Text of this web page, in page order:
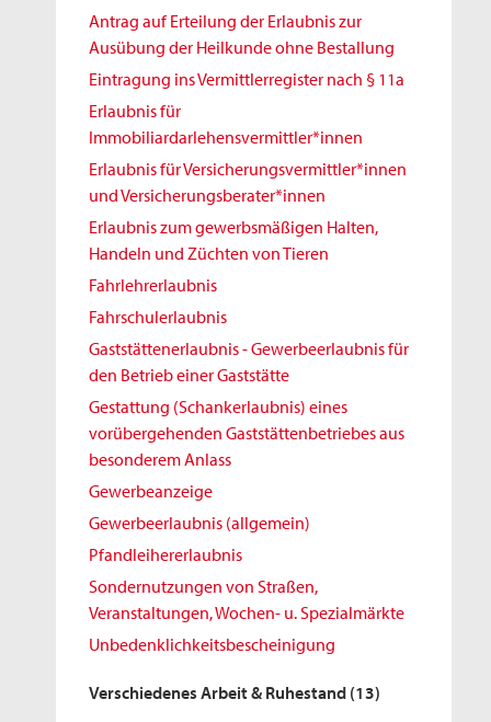
Antrag auf Erteilung der Erlaubnis zur
Ausübung der Heilkunde ohne Bestallung
Eintragung ins Vermittlerregister nach § 11a
Erlaubnis für
Immobiliardarlehensvermittler*innen
Erlaubnis für Versicherungsvermittler*innen
und Versicherungsberater*innen
Erlaubnis zum gewerbsmäßigen Halten,
Handeln und Züchten von Tieren
Fahrlehrerlaubnis
Fahrschulerlaubnis
Gaststättenerlaubnis - Gewerbeerlaubnis für
den Betrieb einer Gaststätte
Gestattung (Schankerlaubnis) eines
vorübergehenden Gaststättenbetriebes aus
besonderem Anlass
Gewerbeanzeige
Gewerbeerlaubnis (allgemein)
Pfandleihererlaubnis
Sondernutzungen von Straßen,
Veranstaltungen, Wochen- u. Spezialmärkte
Unbedenklichkeitsbescheinigung
Verschiedenes Arbeit & Ruhestand (13)